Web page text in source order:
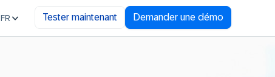
FR Tester maintenant Demander une démo